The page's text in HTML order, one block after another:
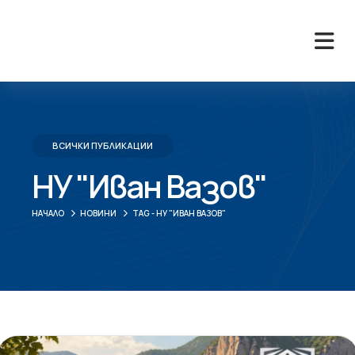
ВСИЧКИ ПУБЛИКАЦИИ
НУ "Иван Вазов"
НАЧАЛО НОВИНИ TAG -НУ "ИВАН ВАЗОВ"